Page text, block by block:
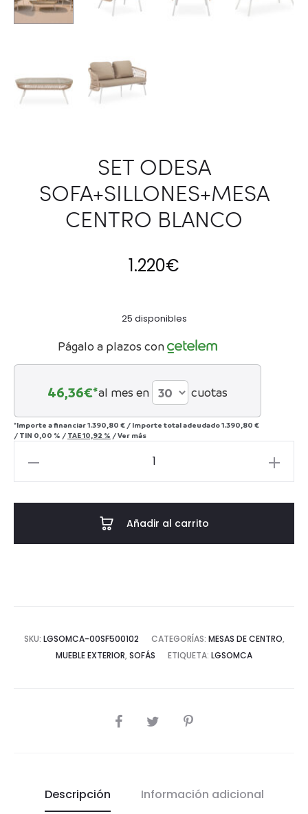
SET ODESA
SOFA+SILLONES+MESA
CENTRO BLANCO
1.220€
25 disponibles
Págalo a plazos con
46,36€*al mes en cuotas
*Importe a financiar1.390,80 € / Importe total adeudado1.390,80 €
/ TIN 0,00 % / TAE10,92 % /Ver más
Añadir al carrito
SKU: LGSOMCA-00SF500102 CATEGORÍAS: MESAS DE CENTRO,
MUEBLE EXTERIOR, SOFÁS ETIQUETA: LGSOMCA
COMPARTIR
Descripción Información adicional